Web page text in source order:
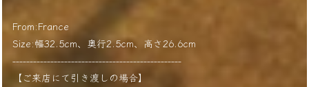
From:France
Size:幅32.5cm、奥行2.5cm、高さ26.6cm
-------------------------------------------------
【ご来店にて引き渡しの場合】